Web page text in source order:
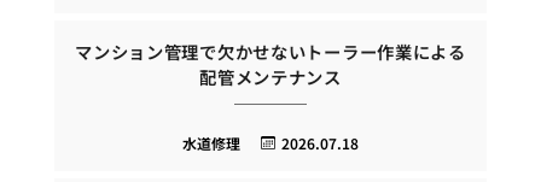
マンション管理で欠かせないトーラー作業による
配管メンテナンス
2026.07.18
水道修理